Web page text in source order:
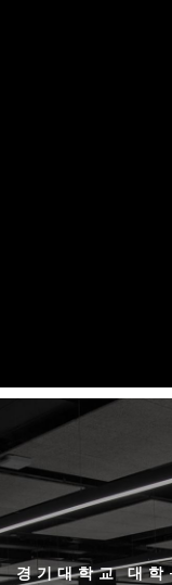
경기대학교 대